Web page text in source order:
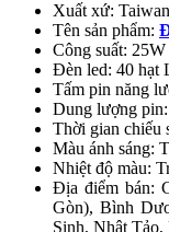
Xuất xứ: Taiwan
Tên sản phẩm:
Công suất: 25W
Đèn led: 40 hạt
Tấm pin năng
Dung lượng
Thời gian chiếu
Màu ánh sáng:
Nhiệt độ màu:
Địa điểm bán:
Gòn), Bình
Sinh, Nhật